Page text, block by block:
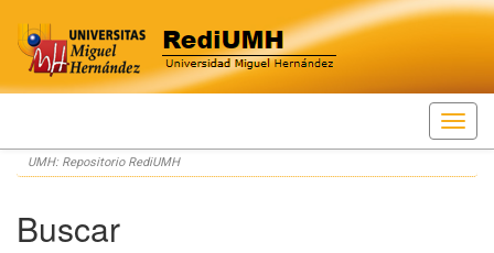
Skip
navigation
UMH: Repositorio RediUMH
Buscar